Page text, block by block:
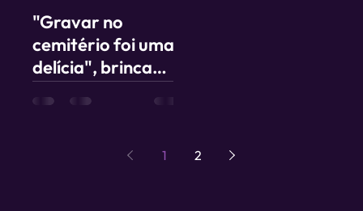
"Gravar no
cemitério foi uma
delícia", brinca
diretor de Recife
1 2